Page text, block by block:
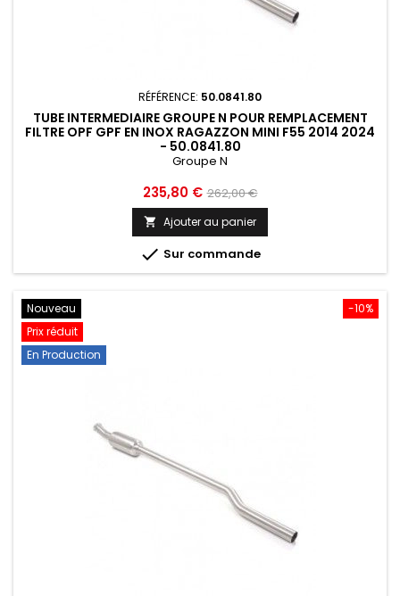
RÉFÉRENCE: 50.0841.80
TUBE INTERMEDIAIRE GROUPE N POUR REMPLACEMENT
FILTRE OPF GPF EN INOX RAGAZZON MINI F55 2014 2024
- 50.0841.80
Groupe N
Prix
235,80 € Prix
de
base
262,00 €
 Ajouter au panier
 Sur commande
-10%
Nouveau
Prix réduit
En Production